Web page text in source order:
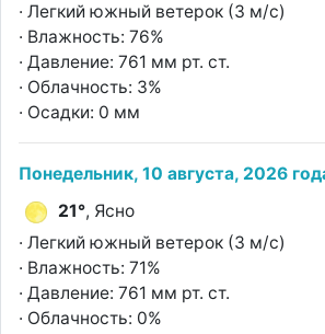
· Легкий южный ветерок (3 м/с)
· Влажность: 76%
· Давление: 761 мм рт. ст.
· Облачность: 3%
· Осадки: 0 мм
Понедельник, 10 августа, 2026
21°, Ясно
· Легкий южный ветерок (3 м/с)
· Влажность: 71%
· Давление: 761 мм рт. ст.
· Облачность: 0%